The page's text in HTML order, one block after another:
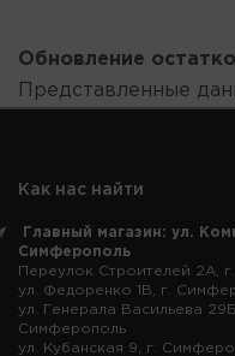
Обновление
Представленные
Как нас найти
Главный магазин: ул.
Симферополь
Переулок Строителей 2А,
ул. Федоренко 1В, г.
ул. Генерала Васильева
Симферополь
ул. Кубанская 9, г.